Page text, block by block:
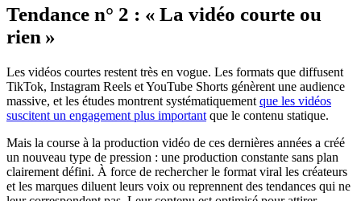
Tendance n° 2 : « La vidéo courte ou
rien »
Les vidéos courtes restent très en vogue. Les formats que diffusent
TikTok, Instagram Reels et YouTube Shorts génèrent une audience
massive, et les études montrent systématiquement que les vidéos
suscitent un engagement plus important que le contenu statique.
Mais la course à la production vidéo de ces dernières années a créé
un nouveau type de pression : une production constante sans plan
clairement défini. À force de rechercher le format viral les créateurs
et les marques diluent leurs voix ou reprennent des tendances qui ne